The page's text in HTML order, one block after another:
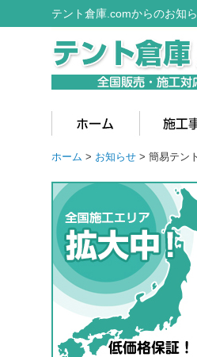
テント倉庫.comからのお知
ホーム > お知らせ > 簡易テン